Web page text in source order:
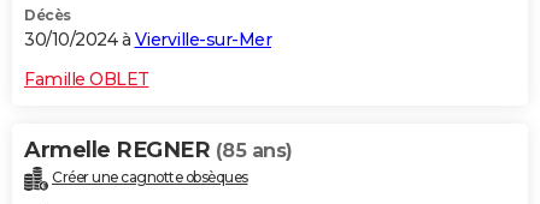
S'inscrire
Se connecter
Lycées
Collèges
Primaires
Universités
Entreprises
Service militaire
Avis de recherche
AVIS DE DÉCÈS
Décès
30/10/2024 à Vierville-sur-Mer
Famille OBLET
Armelle REGNER (85 ans)
Créer une cagnotte obsèques